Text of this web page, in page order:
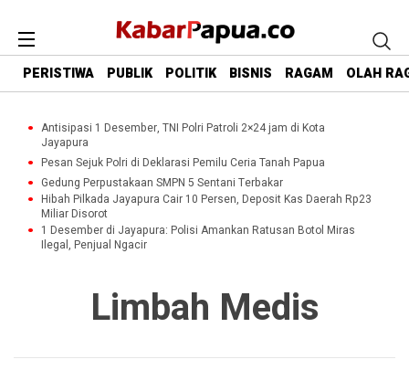
PERISTIWA PUBLIK POLITIK BISNIS RAGAM OLAH
Antisipasi 1 Desember, TNI Polri Patroli 2×24 jam di Kota
Jayapura
Pesan Sejuk Polri di Deklarasi Pemilu Ceria Tanah Papua
Gedung Perpustakaan SMPN 5 Sentani Terbakar
Hibah Pilkada Jayapura Cair 10 Persen, Deposit Kas Daerah Rp23
Miliar Disorot
1 Desember di Jayapura: Polisi Amankan Ratusan Botol Miras
Ilegal, Penjual Ngacir
Limbah Medis